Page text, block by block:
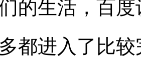
的生活， 百度
都进入了比